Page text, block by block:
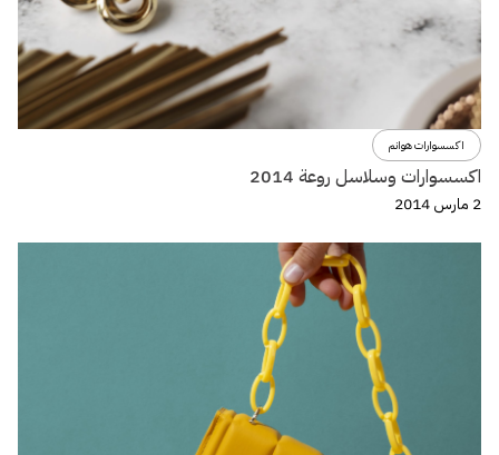
اكسسوارات هوانم
اكسسوارات وسلاسل روعة 2014
2 مارس 2014